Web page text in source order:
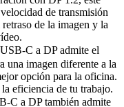
de transmisión
de la imagen y la
C a DP admite el
una imagen diferente a la
opción para la oficina.
eficiencia de tu trabajo.
C a DP también admite